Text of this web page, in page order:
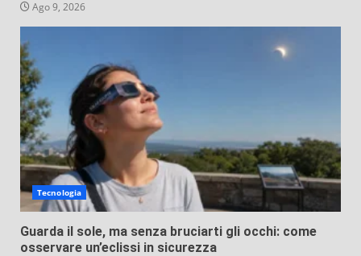
Ago 9, 2026
Tecnologia
Guarda il sole, ma senza bruciarti gli occhi: come
osservare un’eclissi in sicurezza